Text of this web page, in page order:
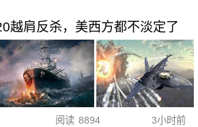
越肩反杀，美西方都不淡定了
阅读 8894 3小时前